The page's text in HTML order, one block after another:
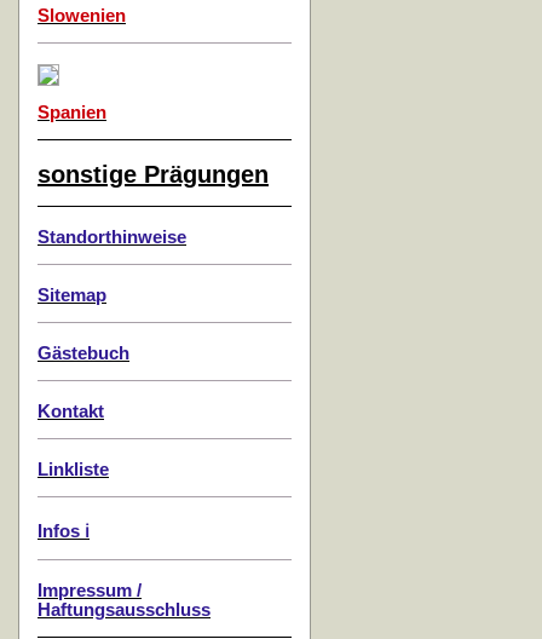
Slowenien
Spanien
sonstige Prägungen
Standorthinweise
Sitemap
Gästebuch
Kontakt
Linkliste
Infos ℹ️
Impressum /
Haftungsausschluss